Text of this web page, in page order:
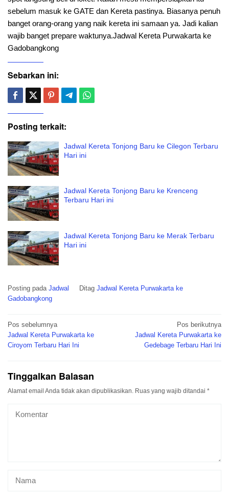
sebelum masuk ke GATE dan Kereta pastinya. Biasanya penuh
banget orang-orang yang naik kereta ini samaan ya. Jadi kalian
wajib banget prepare waktunya.Jadwal Kereta Purwakarta ke
Gadobangkong
Sebarkan ini:
Posting terkait:
Jadwal Kereta Tonjong Baru ke Cilegon Terbaru
Hari ini
Jadwal Kereta Tonjong Baru ke Krenceng
Terbaru Hari ini
Jadwal Kereta Tonjong Baru ke Merak Terbaru
Hari ini
Posting pada Jadwal Ditag Jadwal Kereta Purwakarta ke
Gadobangkong
Navigasi
pos
Pos sebelumnya
Jadwal Kereta Purwakarta ke
Ciroyom Terbaru Hari Ini
Pos berikutnya
Jadwal Kereta Purwakarta ke
Gedebage Terbaru Hari Ini
Tinggalkan Balasan
Alamat email Anda tidak akan dipublikasikan. Ruas yang wajib ditandai *